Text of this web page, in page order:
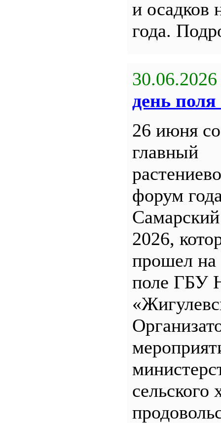
и осадков
года.
30.06.2026
день поля
26 июня
главный
форум
2026,
прошел
поле ГБУ
сельского